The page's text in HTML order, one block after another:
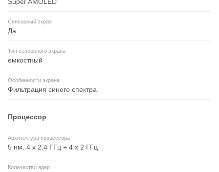
Super AMOLED
Сенсорный экран
Да
Тип сенсорного экрана
емкостный
Особенности экрана
Фильтрация синего спектра
Процессор
Архитектура процессора
5 нм. 4 x 2.4 ГГц + 4 x 2 ГГц
Количество ядер